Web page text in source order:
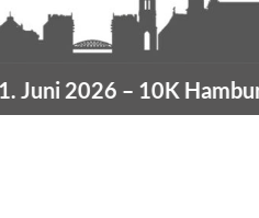
2026 –10K Hamburg